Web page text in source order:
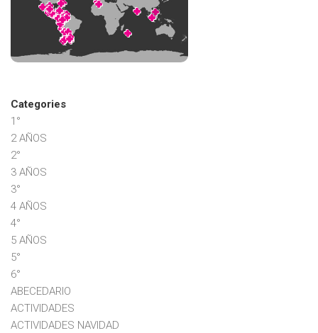
Categories
1°
2 AÑOS
2°
3 AÑOS
3°
4 AÑOS
4°
5 AÑOS
5°
6°
ABECEDARIO
ACTIVIDADES
ACTIVIDADES NAVIDAD